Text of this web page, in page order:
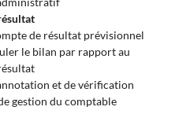
de résultat prévisionnel
le bilan par rapport au
et de vérification
gestion du comptable